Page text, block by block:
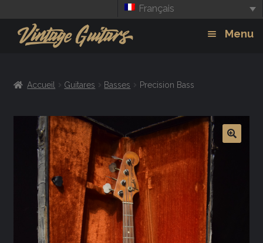
Français
Menu
Amplis
Effets
Accueil Guitares Basses Precision Bass